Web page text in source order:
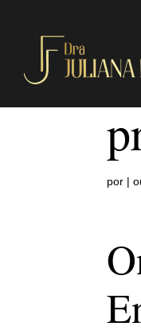
por |